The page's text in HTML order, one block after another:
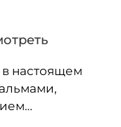
в настоящем